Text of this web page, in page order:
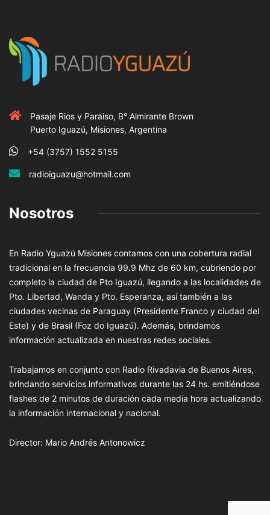
Pasaje Rios y Paraiso, B° Almirante Brown
Puerto Iguazú, Misiones, Argentina
+54 (3757) 1552 5155
radioiguazu@hotmail.com
Nosotros
En Radio Yguazú Misiones contamos con una cobertura radial
tradicional en la frecuencia 99.9 Mhz de 60 km, cubriendo por
completo la ciudad de Pto Iguazú, llegando a las localidades de
Pto. Libertad, Wanda y Pto. Esperanza, así también a las
ciudades vecinas de Paraguay (Presidente Franco y ciudad del
Este) y de Brasil (Foz do Iguazú). Además, brindamos
información actualizada en nuestras redes sociales.
Trabajamos en conjunto con Radio Rivadavia de Buenos Aires,
brindando servicios informativos durante las 24 hs. emitiéndose
flashes de 2 minutos de duración cada media hora actualizando
la información internacional y nacional.
Director: Mario Andrés Antonowicz